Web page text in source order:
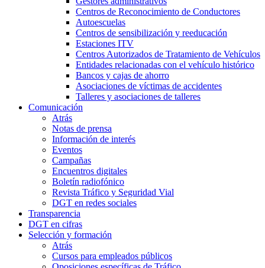
Centros de Reconocimiento de Conductores
Autoescuelas
Centros de sensibilización y reeducación
Estaciones ITV
Centros Autorizados de Tratamiento de Vehículos
Entidades relacionadas con el vehículo histórico
Bancos y cajas de ahorro
Asociaciones de víctimas de accidentes
Talleres y asociaciones de talleres
Comunicación
Atrás
Notas de prensa
Información de interés
Eventos
Campañas
Encuentros digitales
Boletín radiofónico
Revista Tráfico y Seguridad Vial
DGT en redes sociales
Transparencia
DGT en cifras
Selección y formación
Atrás
Cursos para empleados públicos